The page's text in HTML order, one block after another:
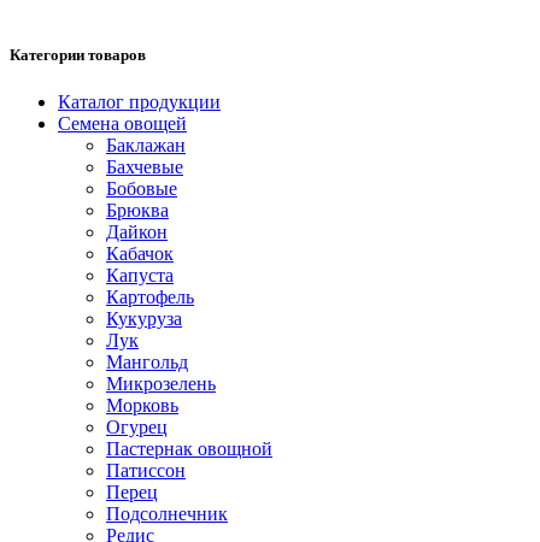
Категории товаров
Каталог продукции
Семена овощей
Баклажан
Бахчевые
Бобовые
Брюква
Дайкон
Кабачок
Капуста
Картофель
Кукуруза
Лук
Мангольд
Микрозелень
Морковь
Огурец
Пастернак овощной
Патиссон
Перец
Подсолнечник
Редис